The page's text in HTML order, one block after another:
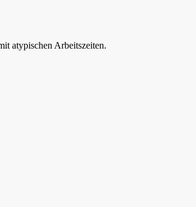
atypischen Arbeitszeiten.